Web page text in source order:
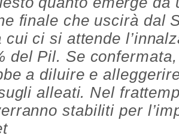
finale che uscirà dal
cui ci si attende
del Pil. Se
a diluire e
alleati. Nel
stabiliti per